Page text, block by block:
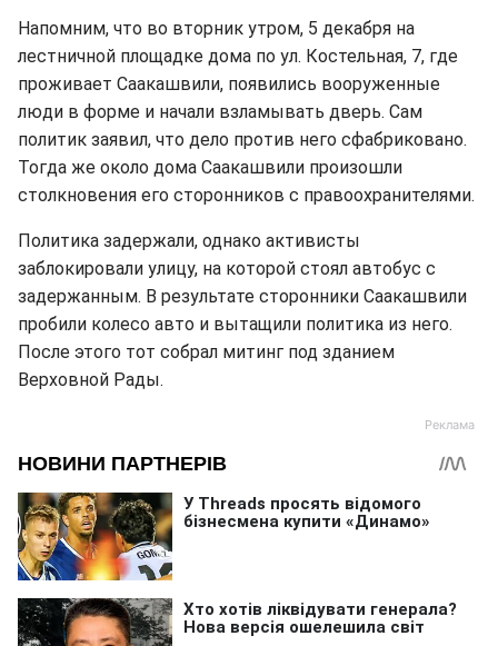
Напомним, что во вторник утром, 5 декабря на
лестничной площадке дома по ул. Костельная, 7, где
проживает Саакашвили, появились вооруженные
люди в форме и начали взламывать дверь. Сам
политик заявил, что дело против него сфабриковано.
Тогда же около дома Саакашвили произошли
столкновения его сторонников с правоохранителями.
Политика задержали, однако активисты
заблокировали улицу, на которой стоял автобус с
задержанным. В результате сторонники Саакашвили
пробили колесо авто и вытащили политика из него.
После этого тот собрал митинг под зданием
Верховной Рады.